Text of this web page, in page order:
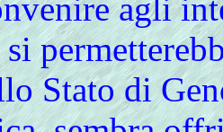
agli
Stato di